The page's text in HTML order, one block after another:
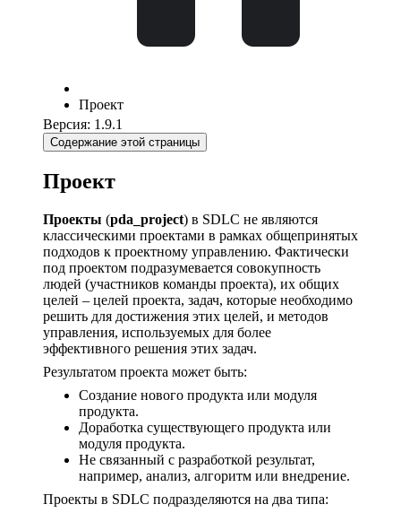
Проект
Версия: 1.9.1
Содержание этой страницы
Проект
Проекты (pda_project) в SDLC не являются
классическими проектами в рамках общепринятых
подходов к проектному управлению. Фактически
под проектом подразумевается совокупность
людей (участников команды проекта), их общих
целей – целей проекта, задач, которые необходимо
решить для достижения этих целей, и методов
управления, используемых для более
эффективного решения этих задач.
Результатом проекта может быть:
Создание нового продукта или модуля
продукта.
Доработка существующего продукта или
модуля продукта.
Не связанный с разработкой результат,
например, анализ, алгоритм или внедрение.
Проекты в SDLC подразделяются на два типа: